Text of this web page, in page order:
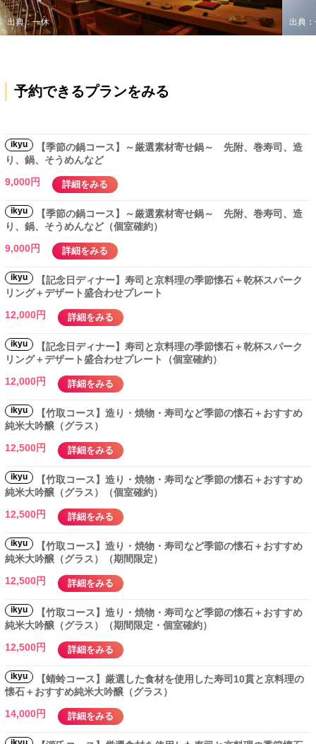
出典：一休 出典
予約できるプランをみる
ikyu
【季節の鍋コース】～厳選素材寄せ鍋～ 先附、巻寿司、造
り、鍋、そうめんなど
9,000円
詳細をみる
ikyu
【季節の鍋コース】～厳選素材寄せ鍋～ 先附、巻寿司、造
り、鍋、そうめんなど（個室確約）
9,000円
詳細をみる
ikyu
【記念日ディナー】寿司と京料理の季節懐石＋乾杯スパーク
リング＋デザート盛合わせプレート
12,000円
詳細をみる
ikyu
【記念日ディナー】寿司と京料理の季節懐石＋乾杯スパーク
リング＋デザート盛合わせプレート（個室確約）
12,000円
詳細をみる
ikyu
【竹取コース】造り・焼物・寿司など季節の懐石＋おすすめ
純米大吟醸（グラス）
12,500円
詳細をみる
ikyu
【竹取コース】造り・焼物・寿司など季節の懐石＋おすすめ
純米大吟醸（グラス）（個室確約）
12,500円
詳細をみる
ikyu
【竹取コース】造り・焼物・寿司など季節の懐石＋おすすめ
純米大吟醸（グラス）（期間限定）
12,500円
詳細をみる
ikyu
【竹取コース】造り・焼物・寿司など季節の懐石＋おすすめ
純米大吟醸（グラス）（期間限定・個室確約）
12,500円
詳細をみる
ikyu
【蜻蛉コース】厳選した食材を使用した寿司10貫と京料理の
懐石＋おすすめ純米大吟醸（グラス）
14,000円
詳細をみる